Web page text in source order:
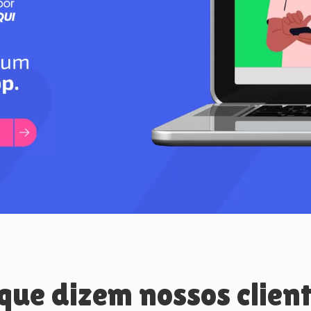
dizem nossos